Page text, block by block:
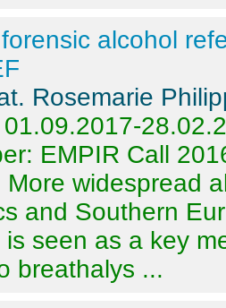
alcohol
Rosemarie
EMPIR Call
More widespread
and Southern
is seen as a key
breathalys ...